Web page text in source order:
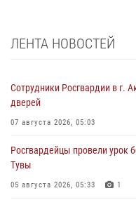
ЛЕНТА НОВОСТЕЙ
Сотрудники Росгвардии в г.
дверей
07 августа 2026, 05:03
Росгвардейцы провели урок
Тувы
05 августа 2026, 05:33 1